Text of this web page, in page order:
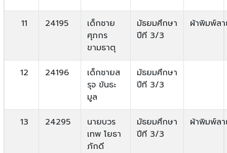
11 24195
เด็กชาย
ศุภกร
ขามธาตุ
มัธยมศึกษา
ปีที 3/3
ผ้าพิมพ์ล
12 24196
เด็กชายส
รุจ ขันธะ
มูล
มัธยมศึกษา
ปีที 3/3
13 24295
นายบวร
เทพ โยธา
ภักดี
มัธยมศึกษา
ปีที 3/3
ผ้าพิมพ์ล